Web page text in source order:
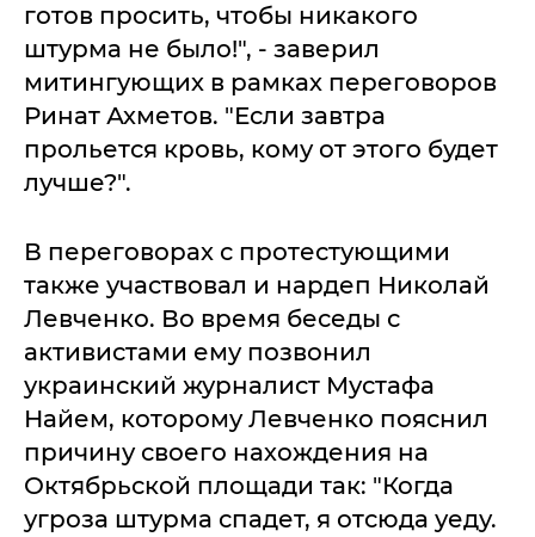
готов просить, чтобы никакого
штурма не было!", - заверил
митингующих в рамках переговоров
Ринат Ахметов. "Если завтра
прольется кровь, кому от этого будет
лучше?".
В переговорах с протестующими
также участвовал и нардеп Николай
Левченко. Во время беседы с
активистами ему позвонил
украинский журналист Мустафа
Найем, которому Левченко пояснил
причину своего нахождения на
Октябрьской площади так: "Когда
угроза штурма спадет, я отсюда уеду.